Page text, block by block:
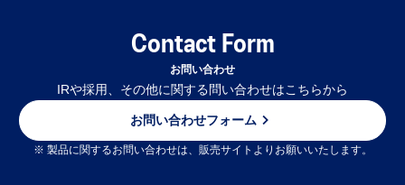
Contact Form
お問い合わせ
IRや採用、その他に関する問い合わせはこちらから
お問い合わせフォーム
※ 製品に関するお問い合わせは、販売サイトよりお願いいたします。